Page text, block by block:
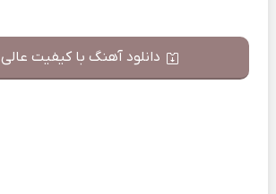
دانلود آهنگ با کیفیت عالی 320